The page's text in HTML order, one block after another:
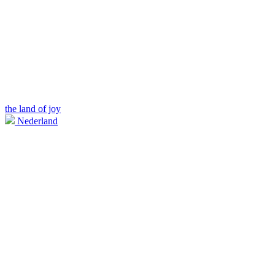
the land of joy
Nederland